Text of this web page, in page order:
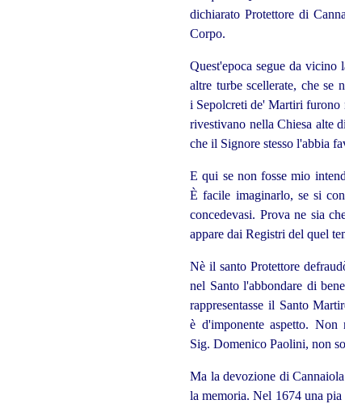
dichiarato Protettore di
Corpo.
Quest'epoca segue da vicino
altre turbe scellerate, che se
i Sepolcreti de' Martiri furono
rivestivano nella Chiesa alte
che il Signore stesso l'abbia
E qui se non fosse mio
È facile imaginarlo, se si
concedevasi. Prova ne sia
appare dai Registri del quel
Nè il santo Protettore
nel Santo l'abbondare di
rappresentasse il Santo
è d'imponente aspetto.
Sig. Domenico Paolini, non
Ma la devozione di
la memoria. Nel 1674 una pia